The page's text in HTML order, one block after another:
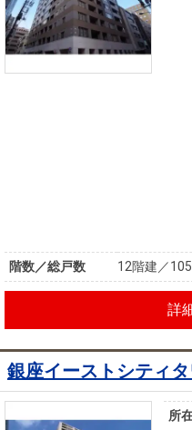
階数／総戸数
12階建／
詳
銀座イーストシティ
所